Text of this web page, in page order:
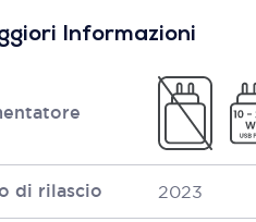
Informazioni
di rilascio 2023